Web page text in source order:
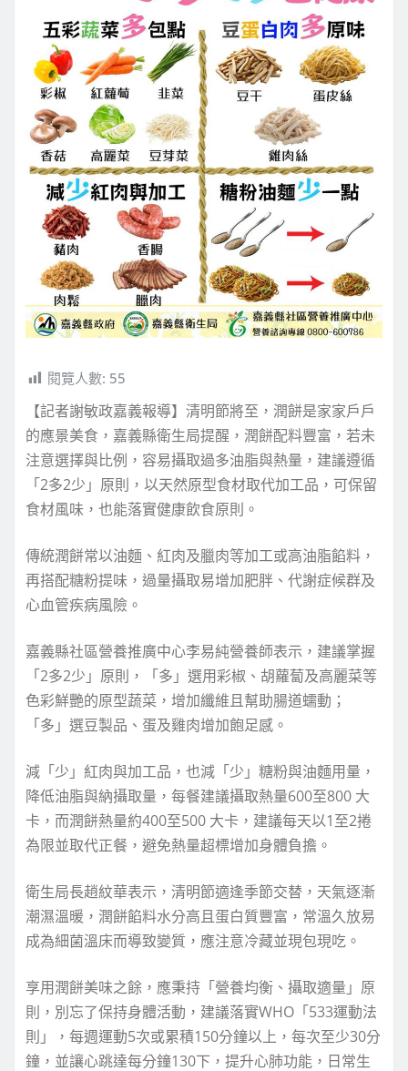
閱覽人數: 55
【記者謝敏政嘉義報導】清明節將至，潤餅是家家戶戶
的應景美食，嘉義縣衛生局提醒，潤餅配料豐富，若未
注意選擇與比例，容易攝取過多油脂與熱量，建議遵循
「2多2少」原則，以天然原型食材取代加工品，可保留
食材風味，也能落實健康飲食原則。
傳統潤餅常以油麵、紅肉及臘肉等加工或高油脂餡料，
再搭配糖粉提味，過量攝取易增加肥胖、代謝症候群及
心血管疾病風險。
嘉義縣社區營養推廣中心李易純營養師表示，建議掌握
「2多2少」原則，「多」選用彩椒、胡蘿蔔及高麗菜等
色彩鮮艷的原型蔬菜，增加纖維且幫助腸道蠕動；
「多」選豆製品、蛋及雞肉增加飽足感。
減「少」紅肉與加工品，也減「少」糖粉與油麵用量，
降低油脂與納攝取量，每餐建議攝取熱量600至800 大
卡，而潤餅熱量約400至500 大卡，建議每天以1至2捲
為限並取代正餐，避免熱量超標增加身體負擔。
衛生局長趙紋華表示，清明節適逢季節交替，天氣逐漸
潮濕溫暖，潤餅餡料水分高且蛋白質豐富，常溫久放易
成為細菌溫床而導致變質，應注意冷藏並現包現吃。
享用潤餅美味之餘，應秉持「營養均衡、攝取適量」原
則，別忘了保持身體活動，建議落實WHO「533運動法
則」，每週運動5次或累積150分鐘以上，每次至少30分
鐘，並讓心跳達每分鐘130下，提升心肺功能，日常生